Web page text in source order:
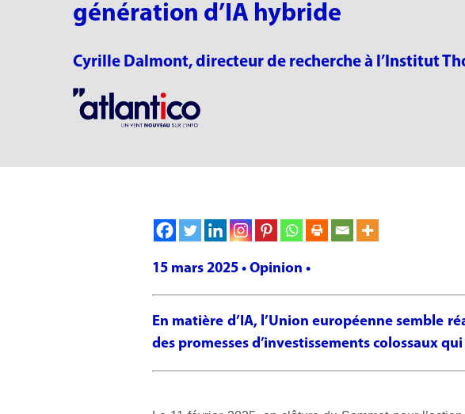
génération d’IA hybride
Cyrille Dalmont, directeur de recherche à l’Institut
15 mars 2025 • Opinion •
En matière d’IA, l’Union européenne semble
des promesses d’investissements colossaux